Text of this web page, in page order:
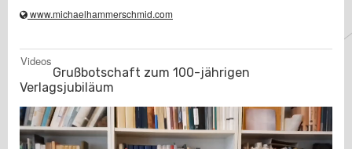
www.michaelhammerschmid.com
Videos
Grußbotschaft zum 100-jährigen
Verlagsjubiläum